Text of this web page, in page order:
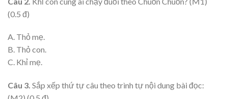
(0.5 đ)
A. Thỏ mẹ.
B. Thỏ con.
C. Khỉ mẹ.
Câu 3. Sắp xếp thứ tự câu theo trình tự nội dung bài đọc: